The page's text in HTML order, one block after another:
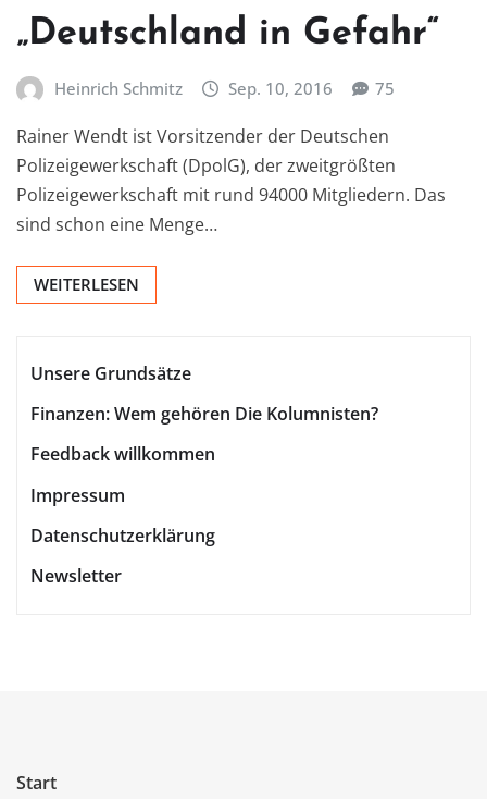
„Deutschland in Gefahr“
Heinrich Schmitz Sep. 10, 2016 75
Rainer Wendt ist Vorsitzender der Deutschen
Polizeigewerkschaft (DpolG), der zweitgrößten
Polizeigewerkschaft mit rund 94000 Mitgliedern. Das
sind schon eine Menge…
WEITERLESEN
Unsere Grundsätze
Finanzen: Wem gehören Die Kolumnisten?
Feedback willkommen
Impressum
Datenschutzerklärung
Newsletter
Start